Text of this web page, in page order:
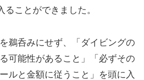
ることができました。
鵜呑みにせず、「ダイビングの
可能性があること」「必ずその
ルと金額に従うこと」を頭に入